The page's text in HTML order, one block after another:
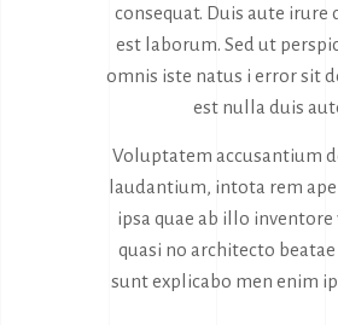
consequat. Duis aute irure
est laborum. Sed ut
omnis iste natus i error sit
est nulla duis
Voluptatem accusantium
laudantium, intota rem
ipsa quae ab illo
quasi no architecto
sunt explicabo men enim